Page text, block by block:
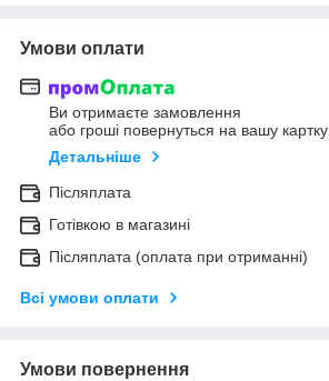
Умови оплати
Ви отримаєте замовлення
або гроші повернуться на вашу картку
Детальніше
Післяплата
Готівкою в магазині
Післяплата (оплата при отриманні)
Всі умови оплати
Умови повернення